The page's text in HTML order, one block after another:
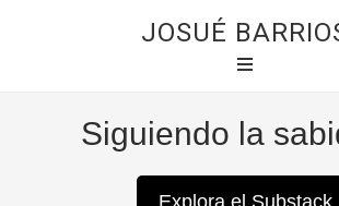
JOSUÉ
Siguiendo la
Explora el Substack